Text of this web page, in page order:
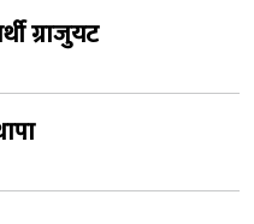
ग्राजुयट